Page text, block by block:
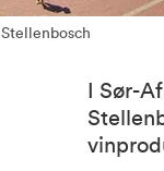
Stellenbosch
I Sør-